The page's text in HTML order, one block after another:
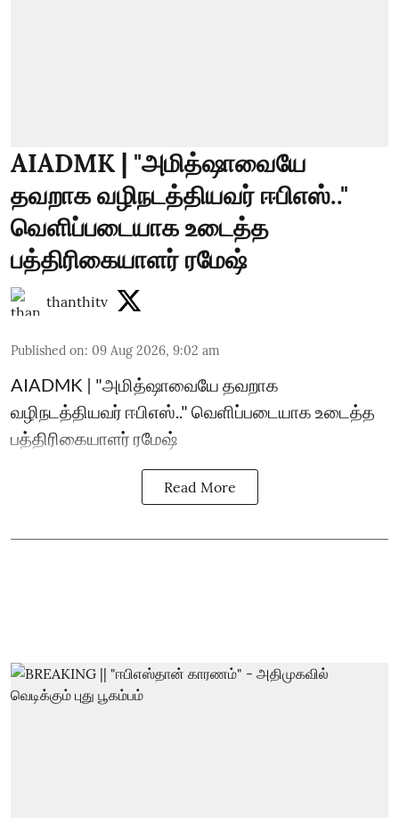
AIADMK | "அமித்ஷாவையே
தவறாக வழிநடத்தியவர் ஈபிஎஸ்.."
வெளிப்படையாக உடைத்த
பத்திரிகையாளர் ரமேஷ்
thanthitv
Published on: 09 Aug 2026, 9:02 am
AIADMK | "அமித்ஷாவையே தவறாக
வழிநடத்தியவர் ஈபிஎஸ்.." வெளிப்படையாக உடைத்த
பத்திரிகையாளர் ரமேஷ்
Read More